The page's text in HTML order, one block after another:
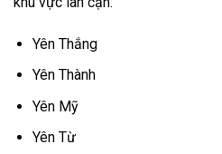
Yên Thắng
Yên Thành
Yên Mỹ
Yên Từ